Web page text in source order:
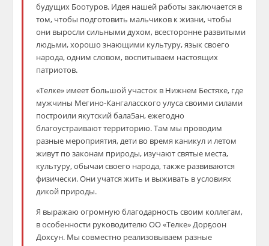
будущих Боотуров. Идея нашей работы заключается в
том, чтобы подготовить мальчиков к жизни, чтобы
они выросли сильными духом, всесторонне развитыми
людьми, хорошо знающими культуру, язык своего
народа, одним словом, воспитываем настоящих
патриотов.
«Телке» имеет большой участок в Нижнем Бестяхе, где
мужчины Мегино-Кангаласского улуса своими силами
построили якутский бала5ан, ежегодно
благоустраивают территорию. Там мы проводим
разные мероприятия, дети во время каникул и летом
живут по законам природы, изучают святые места,
культуру, обычаи своего народа, также развиваются
физически. Они учатся жить и выживать в условиях
дикой природы.
Я выражаю огромную благодарность своим коллегам,
в особенности руководителю ОО «Телке» Дорҕоон
Дохсун. Мы совместно реализовываем разные